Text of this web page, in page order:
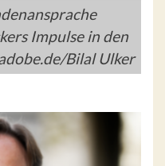
Impulse in den
Bilal Ulker